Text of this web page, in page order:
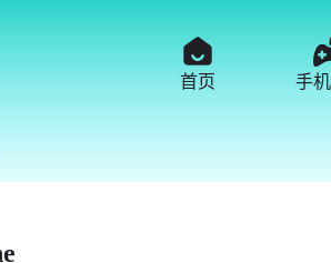
首页 手